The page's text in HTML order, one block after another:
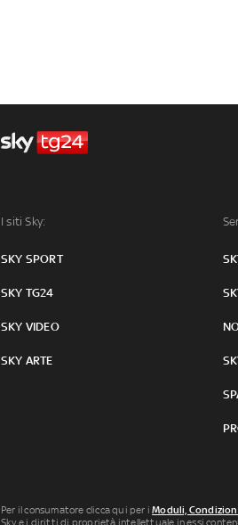
I siti Sky:
SKY SPORT
SKY TG24
SKY VIDEO
SKY ARTE
Per il consumatore clicca qui per iModuli,